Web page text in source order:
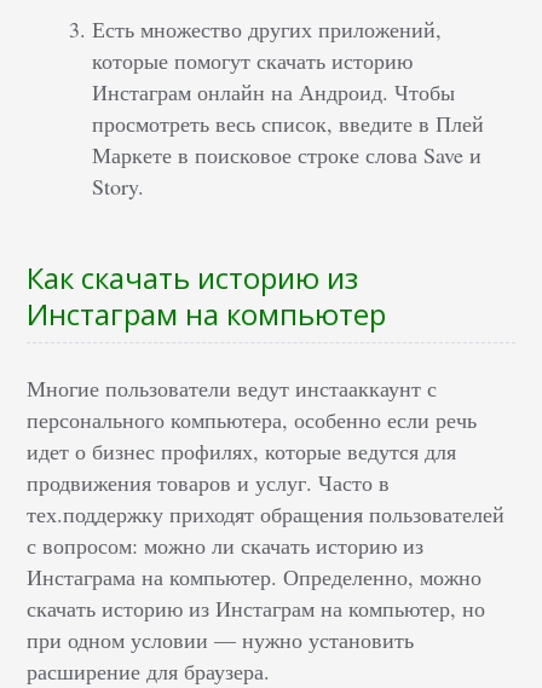
Есть множество других приложений,
которые помогут скачать историю
Инстаграм онлайн на Андроид. Чтобы
просмотреть весь список, введите в Плей
Маркете в поисковое строке слова Save и
Story.
Как скачать историю из
Инстаграм на компьютер
Многие пользователи ведут инстааккаунт с
персонального компьютера, особенно если речь
идет о бизнес профилях, которые ведутся для
продвижения товаров и услуг. Часто в
тех.поддержку приходят обращения пользователей
с вопросом: можно ли скачать историю из
Инстаграма на компьютер. Определенно, можно
скачать историю из Инстаграм на компьютер, но
при одном условии — нужно установить
расширение для браузера.